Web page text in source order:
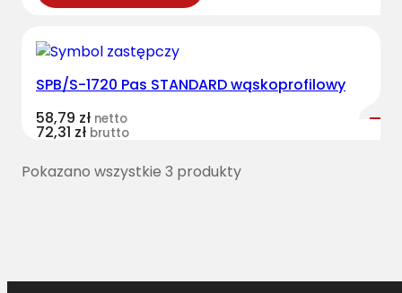
SPB/S-1720 Pas STANDARD wąskoprofilowy
58,79 zł netto
72,31 zł brutto
Pokazano wszystkie 3 produkty